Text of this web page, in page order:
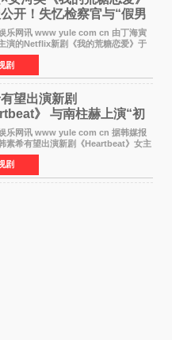
开！失忆检察官与“假男
罗曼史来
讯 www yule com cn 由丁海寅
演的Netflix新剧《我的荒糖恋爱》于
海报，正式进入开播倒计时。 海
并肩站在充满怀旧气息的九津麦芽村
剧
望出演新剧
》 与南柱赫上演“初
”奇幻罗曼史
讯 www yule com cn 据韩媒报
素希有望出演新剧《Heartbeat》女主
赫合作，引发高度关注。 韩素希
能够看到过去的女人洪莎朗一角，因
剧